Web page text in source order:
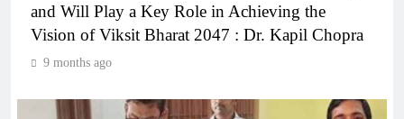
and Will Play a Key Role in Achieving the
Vision of Viksit Bharat 2047 : Dr. Kapil Chopra
9 months ago